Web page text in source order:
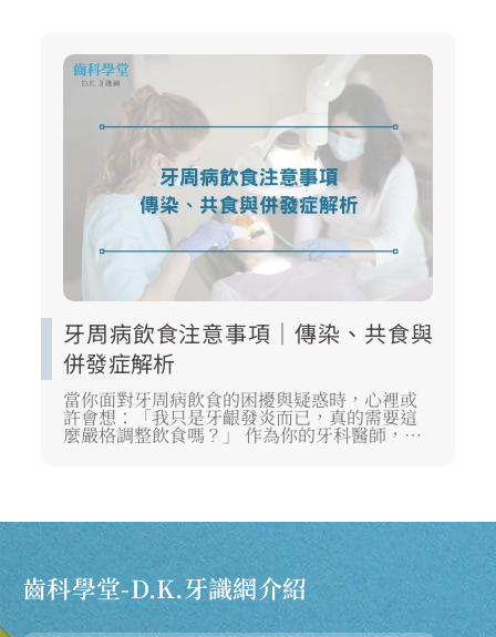
健康的第一道防線。
牙周病飲食注意事項｜傳染、共食與
併發症解析
當你面對牙周病飲食的困擾與疑惑時，心裡或
許會想：「我只是牙齦發炎而已，真的需要這
麼嚴格調整飲食嗎？」 作為你的牙科醫師，我
想告訴你：口腔健康是全身健康的縮影。 正確
牙周病傳染共食的迷思，並深入解析牙周病與
全身性牙周病併發症之間的緊密連結，協助你
做出最安心、最健康的選擇。
齒科學堂-D.K.牙識網介紹